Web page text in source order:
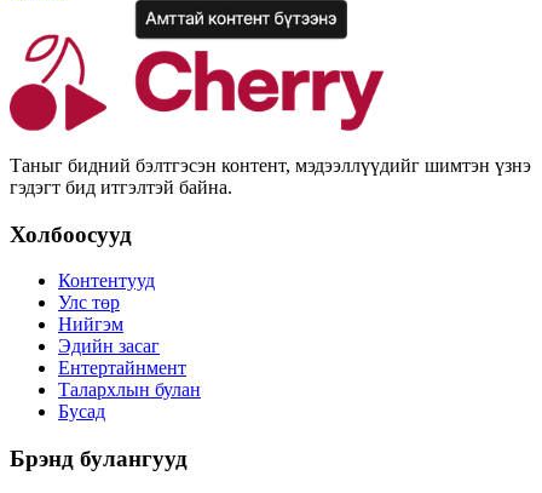
Таныг бидний бэлтгэсэн контент, мэдээллүүдийг шимтэн үзнэ
гэдэгт бид итгэлтэй байна.
Холбоосууд
Контентууд
Улс төр
Нийгэм
Эдийн засаг
Ентертайнмент
Талархлын булан
Бусад
Брэнд булангууд